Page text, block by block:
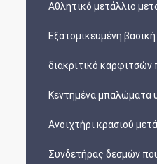
Αθλητικό μετάλλιο
Εξατομικευμένη
διακριτικό καρφιτσών
Κεντημένα μπαλώματα
Ανοιχτήρι κρασιού
Συνδετήρας δεσμών